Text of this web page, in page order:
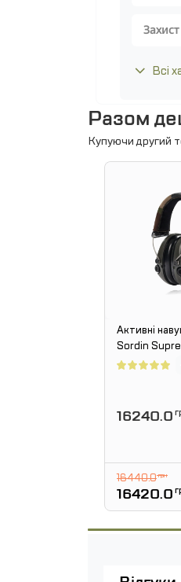
Всі
Разом
Купуючи другий
Активні
Sordin
Олива
16240.0
16440.0грн
16420.0